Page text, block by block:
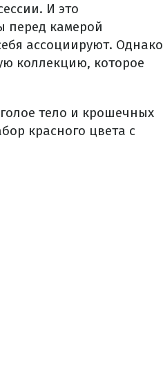
И это
перед камерой
ассоциируют. Однако
коллекцию, которое
тело и крошечных
красного цвета с